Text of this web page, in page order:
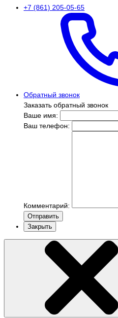
+7 (861) 205-05-65
Обратный звонок
Заказать обратный звонок
Ваше имя:
Ваш телефон:
Комментарий:
Отправить
Закрыть